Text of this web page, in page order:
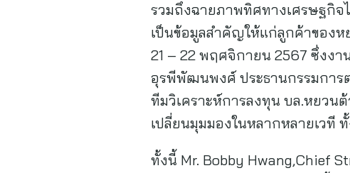
รวมถึงฉายภาพทิศทางเศรษฐกิจ
เป็นข้อมูลสำคัญให้แก่ลูกค้าของห
21 – 22 พฤศจิกายน 2567 ซึ่งง
อุรพีพัฒนพงศ์ ประธานกรรมการ
ทีมวิเคราะห์การลงทุน บล.หยวน
เปลี่ยนมุมมองในหลากหลายเวที
ทั้งนี้ Mr. Bobby Hwang,Chief